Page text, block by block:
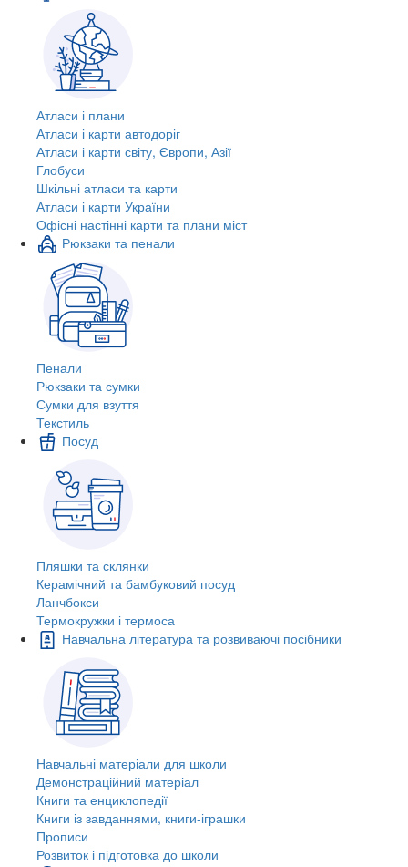
Атласи і плани
Атласи і карти автодоріг
Атласи і карти світу, Європи, Азії
Глобуси
Шкільні атласи та карти
Атласи і карти України
Офісні настінні карти та плани міст
Рюкзаки та пенали
Пенали
Рюкзаки та сумки
Сумки для взуття
Текстиль
Посуд
Пляшки та склянки
Керамічний та бамбуковий посуд
Ланчбокси
Термокружки і термоса
Навчальна література та розвиваючі посібники
Навчальні матеріали для школи
Демонстраційний матеріал
Книги та енциклопедії
Книги із завданнями, книги-іграшки
Прописи
Розвиток і підготовка до школи